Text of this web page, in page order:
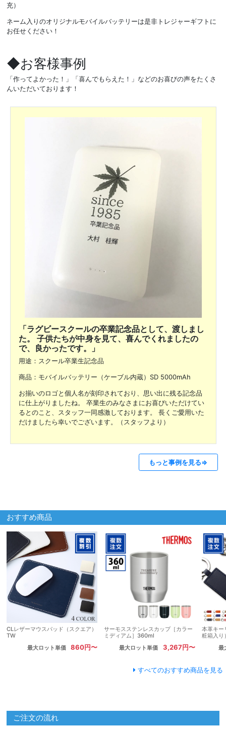
充）
ネーム入りのオリジナルモバイルバッテリーは是非トレジャーギフトに
お任せください！
◆お客様事例
「作ってよかった！」「喜んでもらえた！」などのお喜びの声をたくさ
んいただいております！
「ラグビースクールの卒業記念品として、渡しまし
た。 子供たちが中身を見て、喜んでくれましたの
で、良かったです。」
用途：スクール卒業生記念品
商品：モバイルバッテリー（ケーブル内蔵）SD 5000mAh
お揃いのロゴと個人名が刻印されており、思い出に残る記念品
に仕上がりましたね。 卒業生のみなさまにお喜びいただけてい
るとのこと、スタッフ一同感激しております。 長くご愛用いた
だけましたら幸いでございます。（スタッフより）
もっと事例を見る⇒
おすすめ商品
CLレザーマウスパッド（スクエア）
TW
最大ロット単価
860円〜
サーモスステンレスカップ［カラー
ミディアム］360ml
最大ロット単価
3,267円〜
本革キー
粧箱入り
最
すべてのおすすめ商品を見る
ご注文の流れ